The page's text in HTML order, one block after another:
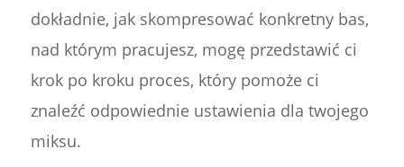
dokładnie, jak skompresować konkretny bas,
nad którym pracujesz, mogę przedstawić ci
krok po kroku proces, który pomoże ci
znaleźć odpowiednie ustawienia dla twojego
miksu.